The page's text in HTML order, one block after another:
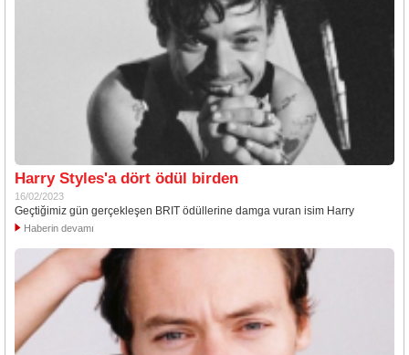
Harry Styles'a dört ödül birden
16/02/2023
Geçtiğimiz gün gerçekleşen BRIT ödüllerine damga vuran isim Harry
Haberin devamı